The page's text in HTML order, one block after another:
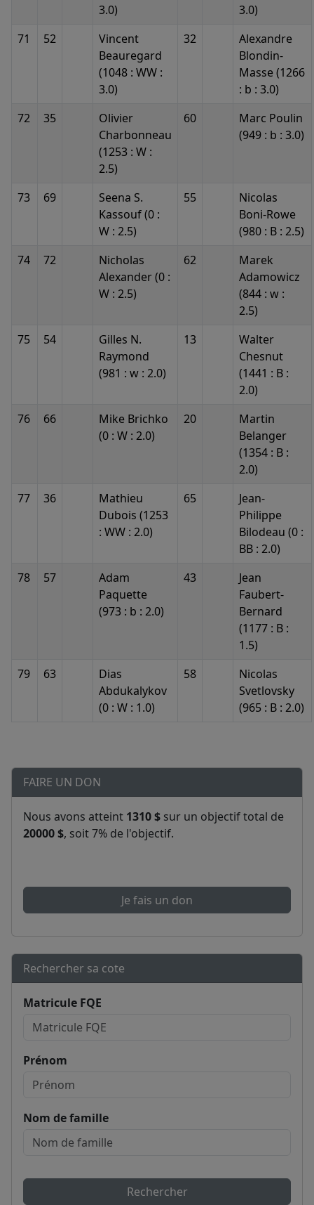
3.0)
3.0)
71
52
Vincent
Beauregard
(1048 : WW :
3.0)
32
Alexandre
Blondin-
Masse (1266
: b : 3.0)
72
35
Olivier
Charbonneau
(1253 : W :
2.5)
60
Marc Poulin
(949 : b : 3.0)
73 69
Seena S.
Kassouf (0 :
W : 2.5)
55
Nicolas
Boni-Rowe
(980 : B : 2.5)
74
72
Nicholas
Alexander (0 :
W : 2.5)
62
Marek
Adamowicz
(844 : w :
2.5)
75
54
Gilles N.
Raymond
(981 : w : 2.0)
13
Walter
Chesnut
(1441 : B :
2.0)
76
66
Mike Brichko
(0 : W : 2.0)
20
Martin
Belanger
(1354 : B :
2.0)
77
36
Mathieu
Dubois (1253
: WW : 2.0)
65
Jean-
Philippe
Bilodeau (0 :
BB : 2.0)
78
57
Adam
Paquette
(973 : b : 2.0)
43
Jean
Faubert-
Bernard
(1177 : B :
1.5)
79
63
Dias
Abdukalykov
(0 : W : 1.0)
58
Nicolas
Svetlovsky
(965 : B : 2.0)
FAIRE UN DON
Nous avons atteint 1310 $ sur un objectif total de
20000 $, soit 7% de l'objectif.
Je fais un don
Rechercher sa cote
Matricule FQE
Prénom
Nom de famille
Rechercher